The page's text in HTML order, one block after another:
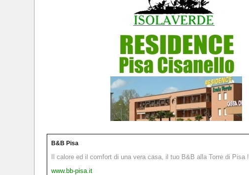
B&B Pisa
Il calore ed il comfort di una vera casa, il tuo B&B alla Torre di Pisa !
www.bb-pisa.it